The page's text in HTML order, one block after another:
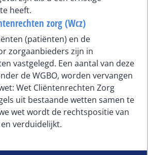
heeft.
zorg (Wcz)
(patiënten) en de
zorgaanbieders zijn in
vastgelegd. Een aantal van deze
de WGBO, worden vervangen
Wet Cliëntenrechten Zorg
uit bestaande wetten samen te
wet wordt de rechtspositie van
verduidelijkt.